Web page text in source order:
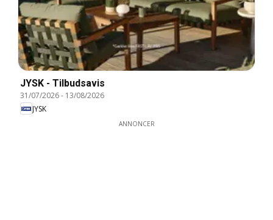
JYSK - Tilbudsavis
31/07/2026- 13/08/2026
JYSK
ANNONCER